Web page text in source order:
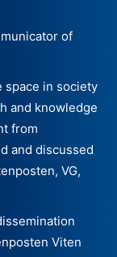
of
space in society
and knowledge
from
and discussed
VG,
Viten